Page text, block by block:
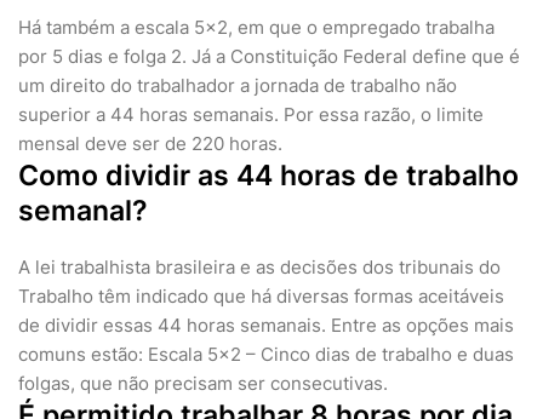
Há também a escala 5×2, em que o empregado trabalha
por 5 dias e folga 2. Já a Constituição Federal define que é
um direito do trabalhador a jornada de trabalho não
superior a 44 horas semanais. Por essa razão, o limite
mensal deve ser de 220 horas.
Como dividir as 44 horas de trabalho
semanal?
A lei trabalhista brasileira e as decisões dos tribunais do
Trabalho têm indicado que há diversas formas aceitáveis
de dividir essas 44 horas semanais. Entre as opções mais
comuns estão: Escala 5×2 – Cinco dias de trabalho e duas
folgas, que não precisam ser consecutivas.